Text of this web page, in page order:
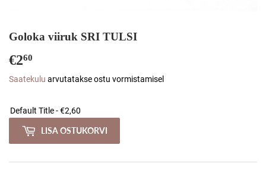
Goloka viiruk SRI TULSI
€260
Saatekulu arvutatakse ostu vormistamisel
LISA OSTUKORVI